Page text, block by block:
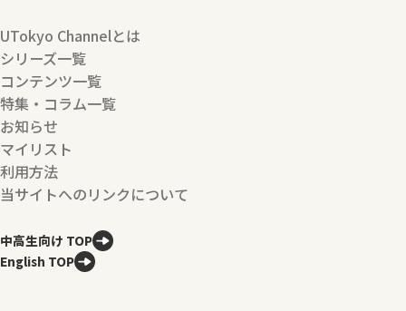
UTokyo Channelとは
シリーズ一覧
コンテンツ一覧
特集・コラム一覧
お知らせ
マイリスト
利用方法
当サイトへのリンクについて
中高生向け TOP
English TOP